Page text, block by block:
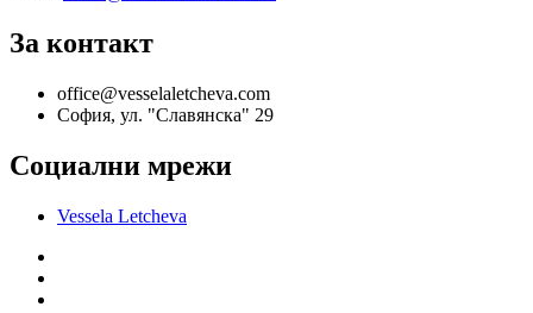
За контакт
office@vesselaletcheva.com
София, ул. "Славянска" 29
Социални мрежи
Vessela Letcheva